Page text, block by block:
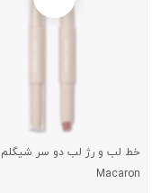
خط لب و رژ لب دو سر شیگلم
Macaron